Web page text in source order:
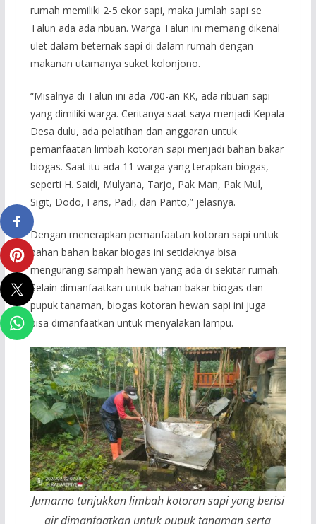
rumah memiliki 2-5 ekor sapi, maka jumlah sapi se
Talun ada ada ribuan. Warga Talun ini memang dikenal
ulet dalam beternak sapi di dalam rumah dengan
makanan utamanya suket kolonjono.
“Misalnya di Talun ini ada 700-an KK, ada ribuan sapi
yang dimiliki warga. Ceritanya saat saya menjadi Kepala
Desa dulu, ada pelatihan dan anggaran untuk
pemanfaatan limbah kotoran sapi menjadi bahan bakar
biogas. Saat itu ada 11 warga yang terapkan biogas,
seperti H. Saidi, Mulyana, Tarjo, Pak Man, Pak Mul,
Sigit, Dodo, Faris, Padi, dan Panto,” jelasnya.
Dengan menerapkan pemanfaatan kotoran sapi untuk
bahan bahan bakar biogas ini setidaknya bisa
mengurangi sampah hewan yang ada di sekitar rumah.
Selain dimanfaatkan untuk bahan bakar biogas dan
pupuk tanaman, biogas kotoran hewan sapi ini juga
bisa dimanfaatkan untuk menyalakan lampu.
Jumarno tunjukkan limbah kotoran sapi yang berisi
air dimanfaatkan untuk pupuk tanaman serta